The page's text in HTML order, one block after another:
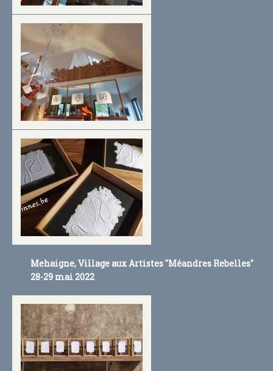
SHIATSU
BELL'ÂNIMA SHIATSU ÉQUIN & HUMAIN
TARIFS DES SERVICES
CONTACT
FACEBOOK
LETTRE D'INFORMATION
AGENDA
Mehaigne, Village aux Artistes "Méandres Rebelles"
28-29 mai 2022